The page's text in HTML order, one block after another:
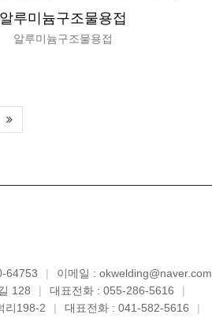
알루미늄구조물용접
알루미늄구조물용접
64753 | 이메일 : okwelding@naver.com
128 | 대표전화 : 055-286-5616
|
리198-2 | 대표전화 : 041-582-5616
|